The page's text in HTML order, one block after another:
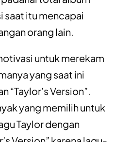
saat itu mencapai
orang lain.
untuk merekam
yang saat ini
“Taylor’s Version”.
yang memilih untuk
Taylor dengan